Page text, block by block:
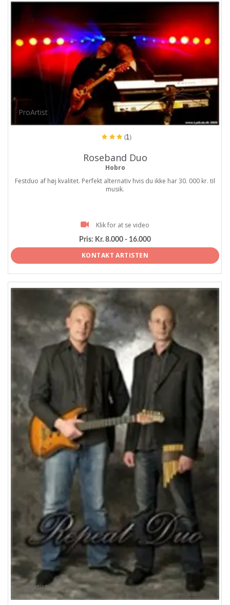
ProArtist
(1)
Roseband Duo
Hobro
Festduo af høj kvalitet. Perfekt alternativ hvis du ikke har 30. 000 kr. til
musik.
Klik for at se video
Pris: Kr. 8.000 - 16.000
KONTAKT ARTISTEN
ProArtist